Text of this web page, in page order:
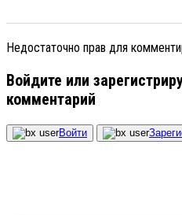
Недостаточно прав для
Войдите или
комментарий
Войти